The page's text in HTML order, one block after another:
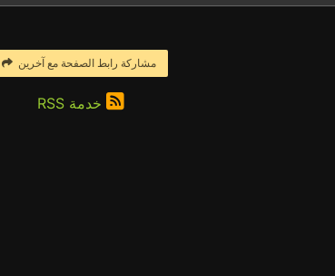
مشاركة رابط الصفحة مع آخرين
خدمة RSS